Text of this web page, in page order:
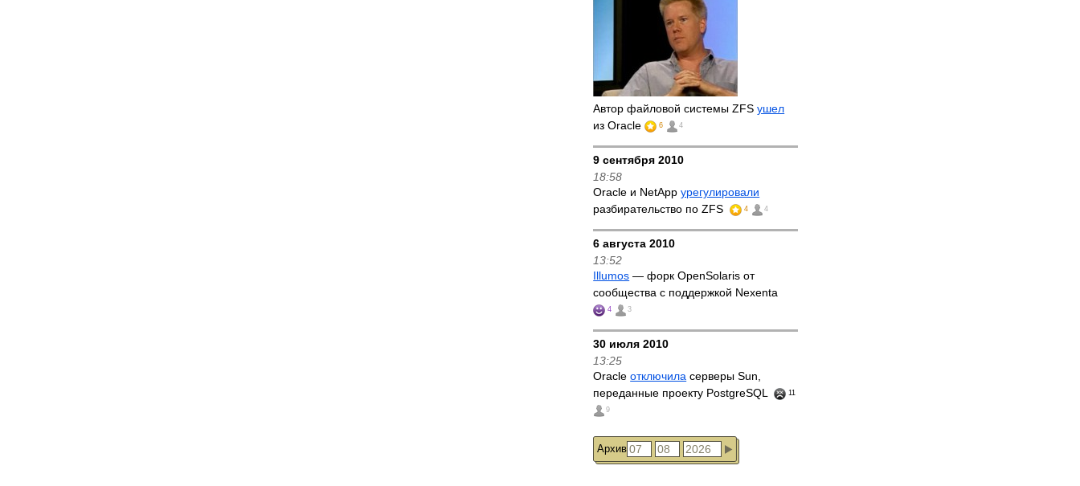
Автор файловой системы ZFSушел
из Oracle
6 4
9 сентября 2010
18:58
Oracle и NetAppурегулировали
разбирательство по ZFS
4 4
6 августа 2010
13:52
Illumos — форк OpenSolaris от
сообщества с поддержкой Nexenta
4 3
30 июля 2010
13:25
Oracleотключила серверы Sun,
переданные проекту PostgreSQL
11
9
Архив